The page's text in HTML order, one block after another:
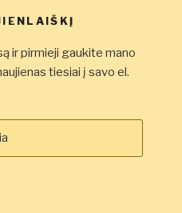
ir pirmieji gaukite mano
tiesiai į savo el.